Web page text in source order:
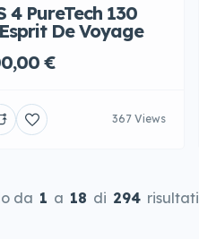
4 PureTech 130
De Voyage
€
367 Views
da 1 a 18 di 294 risultati